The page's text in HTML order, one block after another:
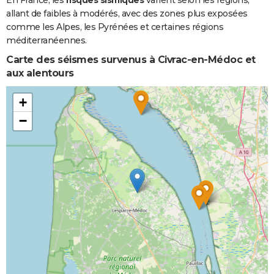
Inondations
et/ou
Coulées de
Boue
24/12/1993 10/01/1994 18 j Oui
et/ou
Coulées de
Boue
Inondations
Coulées de
08/12/1982 24 j Oui
Inondations
Coulées de
06/11/1982 10/11/1982 Oui
allant de faibles à modérés, avec des zones plus exposées
comme les Alpes, les Pyrénées et certaines régions
méditerranéennes.
Carte des séismes survenus à Civrac-en-Médoc et
aux alentours
+
−